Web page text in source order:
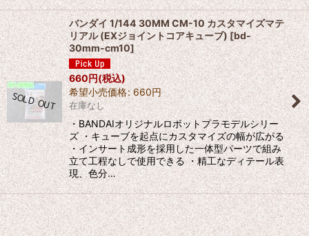
バンダイ 1/144 30MM CM-10 カスタマイズマテ
リアル (EXジョイントコアキューブ)[bd-
30mm-cm10]
660円(税込)
希望小売価格: 660円
在庫なし
・BANDAIオリジナルロボットプラモデルシリー
ズ ・キューブを起点にカスタマイズの幅が広がる
・インサート成形を採用した一体型パーツで組み
立て工程なしで使用できる ・精工なディテール表
現、色分…